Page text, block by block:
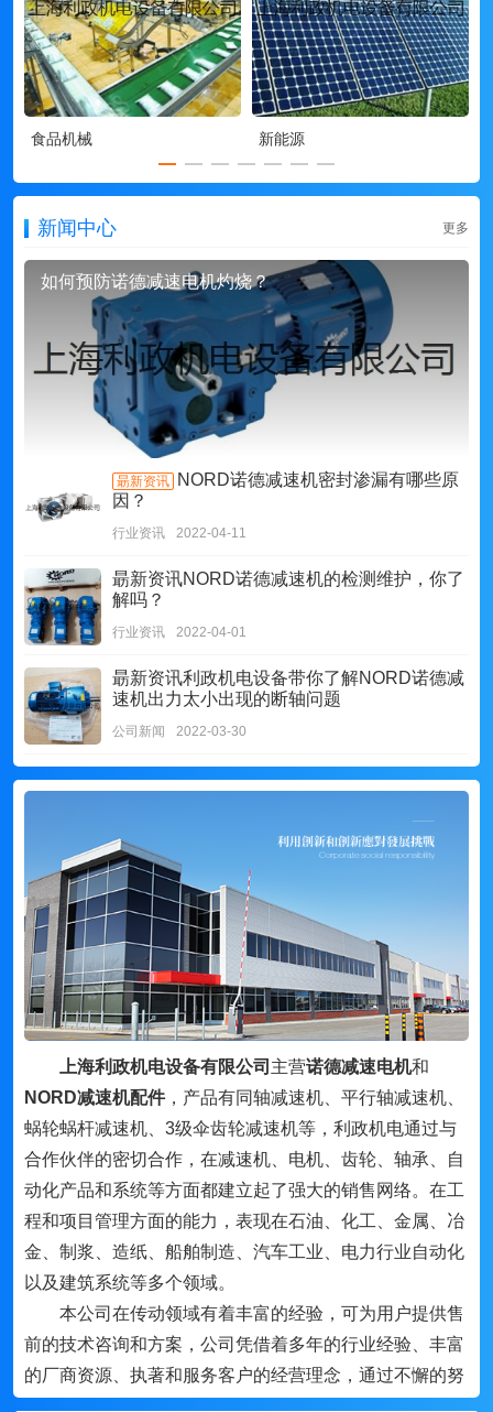
食品机械 新能源
新闻中心 更多
如何预防诺德减速电机灼烧？
朂新资讯
NORD诺德减速机密封渗漏有哪些原
因？
行业资讯 2022-04-11
朂新资讯NORD诺德减速机的检测维护，你了
解吗？
行业资讯 2022-04-01
朂新资讯利政机电设备带你了解NORD诺德减
速机出力太小出现的断轴问题
公司新闻 2022-03-30
上海利政机电设备有限公司 主营诺德减速电机和
NORD减速机配件，产品有同轴减速机、平行轴减速机、
蜗轮蜗杆减速机、3级伞齿轮减速机等，利政机电通过与
合作伙伴的密切合作，在减速机、电机、齿轮、轴承、自
动化产品和系统等方面都建立起了强大的销售网络。在工
程和项目管理方面的能力，表现在石油、化工、金属、冶
金、制浆、造纸、船舶制造、汽车工业、电力行业自动化
以及建筑系统等多个领域。
本公司在传动领域有着丰富的经验，可为用户提供售
前的技术咨询和方案，公司凭借着多年的行业经验、丰富
的厂商资源、执著和服务客户的经营理念，通过不懈的努
力，与国内外的机电行业品牌及许多厂家密切合作，形成